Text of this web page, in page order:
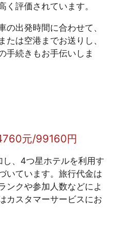
く評価されています。
出発時間に合わせて、
たは空港までお送りし、
手続きもお手伝いしま
元/99160円
、4つ星ホテルを利用す
いています。旅行代金は
ンクや参加人数などによ
カスタマーサービスにお